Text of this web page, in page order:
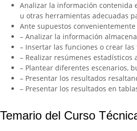
Analizar la información contenida
u otras herramientas adecuadas
Ante supuestos
– Analizar la información
– Insertar las funciones o crear
– Realizar resúmenes
– Plantear diferentes escenarios,
– Presentar los resultados
– Presentar los resultados en
Temario del Curso